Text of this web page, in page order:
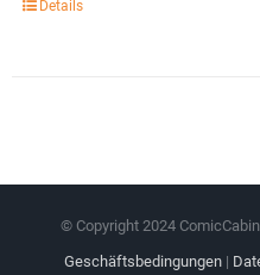
Details
© Copyright 2024
Geschäftsbedingungen|